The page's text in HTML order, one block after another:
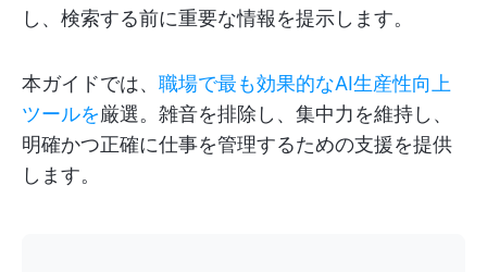
し、検索する前に重要な情報を提示します。
本ガイドでは、 職場で最も効果的なAI生産性向上
ツールを厳選。雑音を排除し、集中力を維持し、
明確かつ正確に仕事を管理するための支援を提供
します。